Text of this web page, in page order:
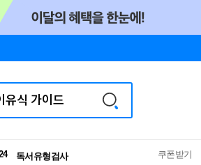
독서유형검사
쿠폰받기